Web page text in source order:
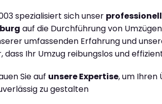
spezialisiert sich unser
auf die Durchführung von
umfassenden Erfahrung und
dass Ihr Umzug reibungslos und
Sie auf unsere Expertise, um Ihren
zu gestalten